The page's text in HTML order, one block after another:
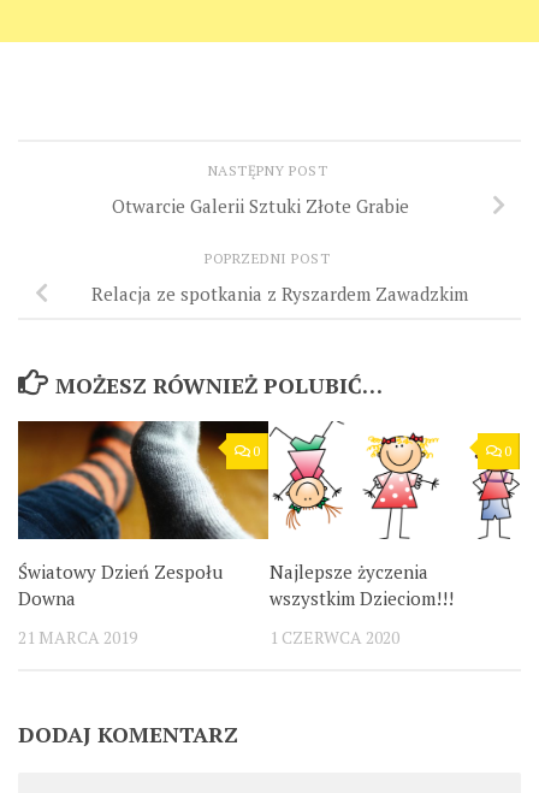
NASTĘPNY POST
Otwarcie Galerii Sztuki Złote Grabie
POPRZEDNI POST
Relacja ze spotkania z Ryszardem Zawadzkim
MOŻESZ RÓWNIEŻ POLUBIĆ…
0
Światowy Dzień Zespołu
Downa
21 MARCA 2019
0
Najlepsze życzenia
wszystkim Dzieciom!!!
1 CZERWCA 2020
DODAJ KOMENTARZ